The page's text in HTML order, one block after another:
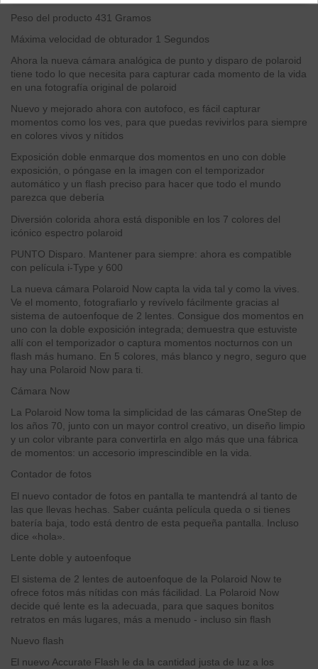
Peso del producto 431 Gramos
Máxima velocidad de obturador 1 Segundos
Ahora la nueva cámara analógica de punto y disparo de polaroid
tiene todo lo que necesita para capturar cada momento de la vida
en una fotografía original de polaroid
Nuevo y mejorado ahora con autofoco, es fácil capturar
momentos como los ves, para que puedas revivirlos para siempre
en colores vivos y nítidos
Exposición doble enmarque dos momentos en uno con doble
exposición, o póngase en la imagen con el temporizador
automático y un flash preciso para hacer que todo el mundo
parezca que debería
Diversión colorida ahora está disponible en los 7 colores del
icónico espectro polaroid
PUNTO Disparo. Mantener para siempre: ahora es compatible
con película i-Type y 600
La nueva cámara Polaroid Now capta la vida tal y como la vives.
Ve el momento, fotografiarlo y revívelo fácilmente gracias al
sistema de autoenfoque de 2 lentes. Consigue dos momentos en
uno con la doble exposición integrada; demuestra que estuviste
allí con el temporizador o captura momentos nocturnos con un
flash más humano. En 5 colores, más blanco y negro, seguro que
hay una Polaroid Now para ti.
Cámara Now
La Polaroid Now toma la simplicidad de las cámaras OneStep de
los años 70, junto con un mayor control creativo, un diseño limpio
y un color vibrante para convertirla en algo más que una fábrica
de momentos: un accesorio imprescindible en la vida.
Contador de fotos
El nuevo contador de fotos en pantalla te mantendrá al tanto de
las que llevas hechas. Saber cuánta película queda o si tienes
batería baja, todo está dentro de esta pequeña pantalla. Incluso
dice «hola».
Lente doble y autoenfoque
El sistema de 2 lentes de autoenfoque de la Polaroid Now te
ofrece fotos más nítidas con más fácilidad. La Polaroid Now
decide qué lente es la adecuada, para que saques bonitos
retratos en más lugares, más a menudo - incluso sin flash
Nuevo flash
El nuevo Accurate Flash le da la cantidad justa de luz a los